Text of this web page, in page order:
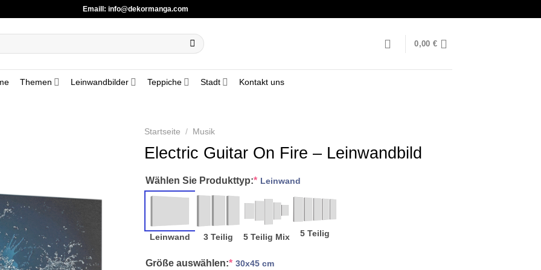
Emaill: info@dekormanga.com
0,00 €
Themen Leinwandbilder Teppiche Stadt Kontakt uns
Startseite / Musik
Electric Guitar On Fire – Leinwandbild
Wählen Sie Produkttyp:* Leinwand
Leinwand 3 Teilig 5 Teilig Mix 5 Teilig
Größe auswählen:* 30x45 cm